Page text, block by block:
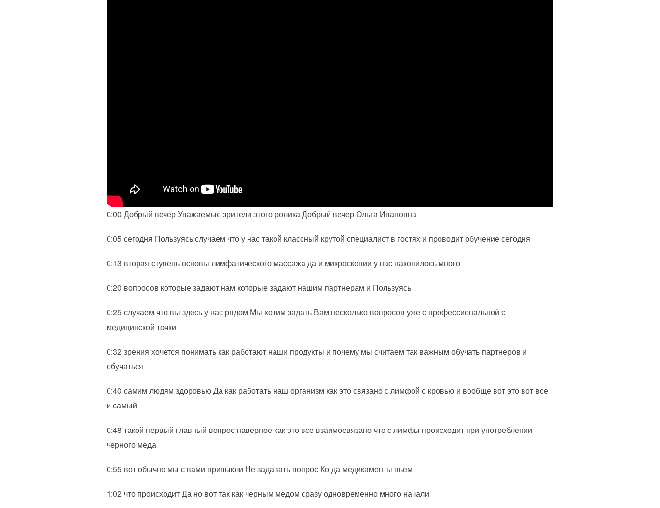
0:00 Добрый вечер Уважаемые зрители этого ролика Добрый вечер Ольга Ивановна
0:05 сегодня Пользуясь случаем что у нас такой классный крутой специалист в гостях и проводит обучение сегодня
0:13 вторая ступень основы лимфатического массажа да и микроскопии у нас накопилось много
0:20 вопросов которые задают нам которые задают нашим партнерам и Пользуясь
0:25 случаем что вы здесь у нас рядом Мы хотим задать Вам несколько вопросов уже с профессиональной с
медицинской точки
0:32 зрения хочется понимать как работают наши продукты и почему мы считаем так важным обучать партнеров и
обучаться
0:40 самим людям здоровью Да как работать наш организм как это связано с лимфой с кровью и вообще вот это вот все
и самый
0:48 такой первый главный вопрос наверное как это все взаимосвязано что с лимфы происходит при употреблении
черного меда
0:55 вот обычно мы с вами привыкли Не задавать вопрос Когда медикаменты пьем
1:02 что происходит Да но вот так как черным медом сразу одновременно много начали